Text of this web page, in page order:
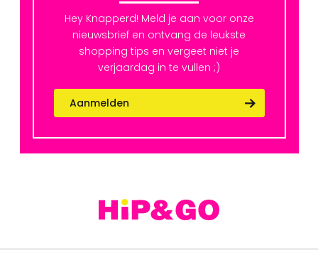
Hey Knapperd! Meld je aan voor onze
nieuwsbrief en ontvang de leukste
shopping tips en vergeet niet je
verjaardag in te vullen ;)
Aanmelden